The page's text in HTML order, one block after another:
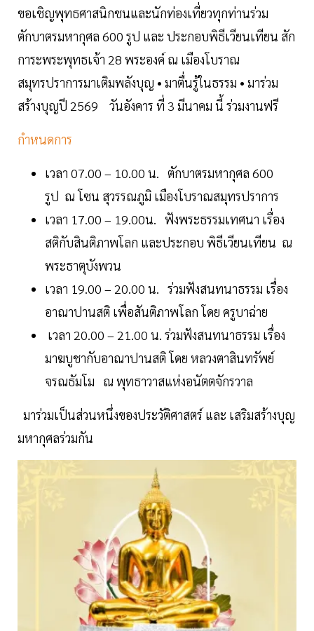
ขอเชิญพุทธศาสนิกชนและนักท่องเที่ยวทุกท่านร่วม
ตักบาตรมหากุศล 600 รูป และ ประกอบพิธีเวียนเทียน สัก
การะพระพุทธเจ้า 28 พระองค์ ณ เมืองโบราณ
สมุทรปราการมาเติมพลังบุญ • มาตื่นรู้ในธรรม • มาร่วม
สร้างบุญปี 2569 วันอังคาร ที่ 3 มีนาคม นี้ ร่วมงานฟรี
กำหนดการ
เวลา 07.00 – 10.00 น. ตักบาตรมหากุศล 600
รูป ณ โซน สุวรรณภูมิ เมืองโบราณสมุทรปราการ
เวลา 17.00 – 19.00น. ฟังพระธรรมเทศนา เรื่อง
สติกับสินติภาพโลก และประกอบ พิธีเวียนเทียน ณ
พระธาตุบังพวน
เวลา 19.00 – 20.00 น. ร่วมฟังสนทนาธรรม เรื่อง
อาณาปานสติ เพื่อสันติภาพโลก โดย ครูบาฉ่าย
เวลา 20.00 – 21.00 น. ร่วมฟังสนทนาธรรม เรื่อง
มาฆบูชากับอาณาปานสติ โดย หลวงตาสินทรัพย์
จรณธัมโม ณ พุทธาวาสแห่งอนัตตจักรวาล
มาร่วมเป็นส่วนหนึ่งของประวัติศาสตร์ และ เสริมสร้างบุญ
มหากุศลร่วมกัน